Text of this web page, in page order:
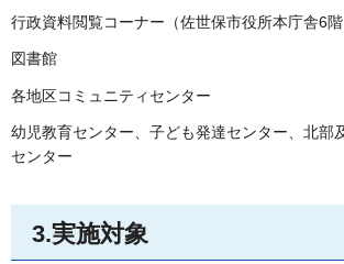
行政資料閲覧コーナー（佐世保市役所本庁舎6階
図書館
各地区コミュニティセンター
幼児教育センター、子ども発達センター、北部
センター
3.実施対象